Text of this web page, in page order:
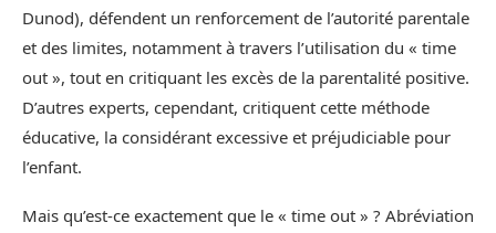
Dunod), défendent un renforcement de l’autorité parentale
et des limites, notamment à travers l’utilisation du « time
out », tout en critiquant les excès de la parentalité positive.
D’autres experts, cependant, critiquent cette méthode
éducative, la considérant excessive et préjudiciable pour
l’enfant.
Mais qu’est-ce exactement que le « time out » ? Abréviation